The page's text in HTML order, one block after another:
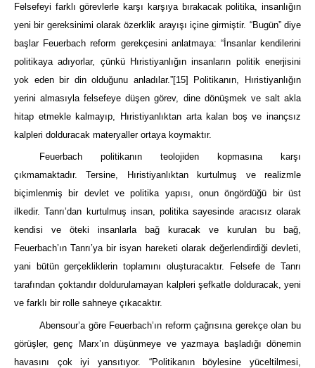
Felsefeyi farklı görevlerle karşı karşıya bırakacak politika, insanlığın
yeni bir gereksinimi olarak özerklik arayışı içine girmiştir. “Bugün” diye
başlar Feuerbach reform gerekçesini anlatmaya: “İnsanlar kendilerini
politikaya adıyorlar, çünkü Hıristiyanlığın insanların politik enerjisini
yok eden bir din olduğunu anladılar.”[15]
Politikanın, Hıristiyanlığın
yerini almasıyla felsefeye düşen görev, dine dönüşmek ve salt akla
hitap etmekle kalmayıp, Hıristiyanlıktan arta kalan boş ve inançsız
kalpleri dolduracak materyaller ortaya koymaktır.
Feuerbach politikanın teolojiden kopmasına karşı
çıkmamaktadır. Tersine, Hıristiyanlıktan kurtulmuş ve realizmle
biçimlenmiş bir devlet ve politika yapısı, onun öngördüğü bir üst
ilkedir. Tanrı’dan kurtulmuş insan, politika sayesinde aracısız olarak
kendisi ve öteki insanlarla bağ kuracak ve kurulan bu bağ,
Feuerbach’ın Tanrı’ya bir isyan hareketi olarak değerlendirdiği devleti,
yani bütün gerçekliklerin toplamını oluşturacaktır. Felsefe de Tanrı
tarafından çoktandır doldurulamayan kalpleri şefkatle dolduracak, yeni
ve farklı bir rolle sahneye çıkacaktır.
Abensour’a göre Feuerbach’ın reform çağrısına gerekçe olan bu
görüşler, genç Marx’ın düşünmeye ve yazmaya başladığı dönemin
havasını çok iyi yansıtıyor. “Politikanın böylesine yüceltilmesi,